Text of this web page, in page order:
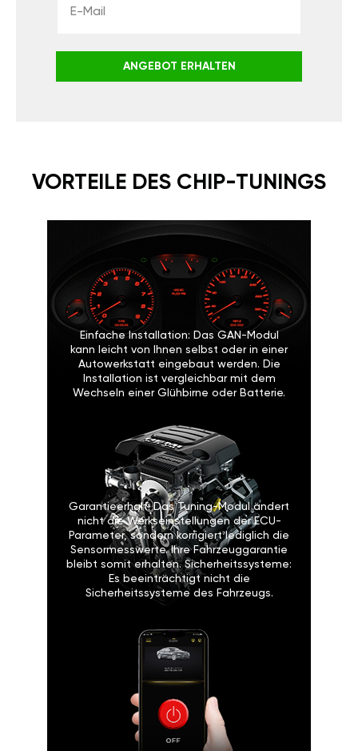
ANGEBOT ERHALTEN
VORTEILE DES CHIP-TUNINGS
Einfache Installation: Das GAN-Modul
kann leicht von Ihnen selbst oder in einer
Autowerkstatt eingebaut werden. Die
Installation ist vergleichbar mit dem
Wechseln einer Glühbirne oder Batterie.
Garantieerhalt: Das Tuning-Modul ändert
nicht die Werkseinstellungen der ECU-
Parameter, sondern korrigiert lediglich die
Sensormesswerte. Ihre Fahrzeuggarantie
bleibt somit erhalten. Sicherheitssysteme:
Es beeinträchtigt nicht die
Sicherheitssysteme des Fahrzeugs.